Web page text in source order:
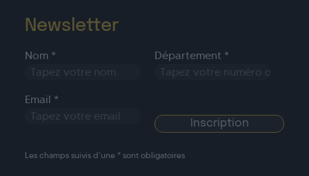
Newsletter
Nom * Département *
Email *
Les champs suivis d’une * sont obligatoires